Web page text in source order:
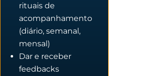
rituais de
acompanhamento
(diário, semanal,
mensal)
Dar e receber
feedbacks